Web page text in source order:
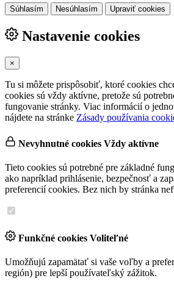
Súhlasím Nesúhlasím Upraviť cookies
Nastavenie cookies
×
Tu si môžete prispôsobiť, ktoré cookies
cookies sú vždy aktívne, pretože sú
fungovanie stránky. Viac informácií o
nájdete na stránke Zásady používania
Nevyhnutné cookies Vždy aktívne
Tieto cookies sú potrebné pre základné
ako napríklad prihlásenie, bezpečnosť a
preferencií cookies. Bez nich by stránka
Funkčné cookies Voliteľné
Umožňujú zapamätať si vaše voľby a
región) pre lepší používateľský zážitok.